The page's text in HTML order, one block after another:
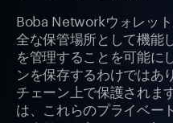
Boba Networkウォレッ
全な保管場所として機能
を管理することを可能に
ンを保存するわけではあ
チェーン上で保護されま
は、これらのプライベー